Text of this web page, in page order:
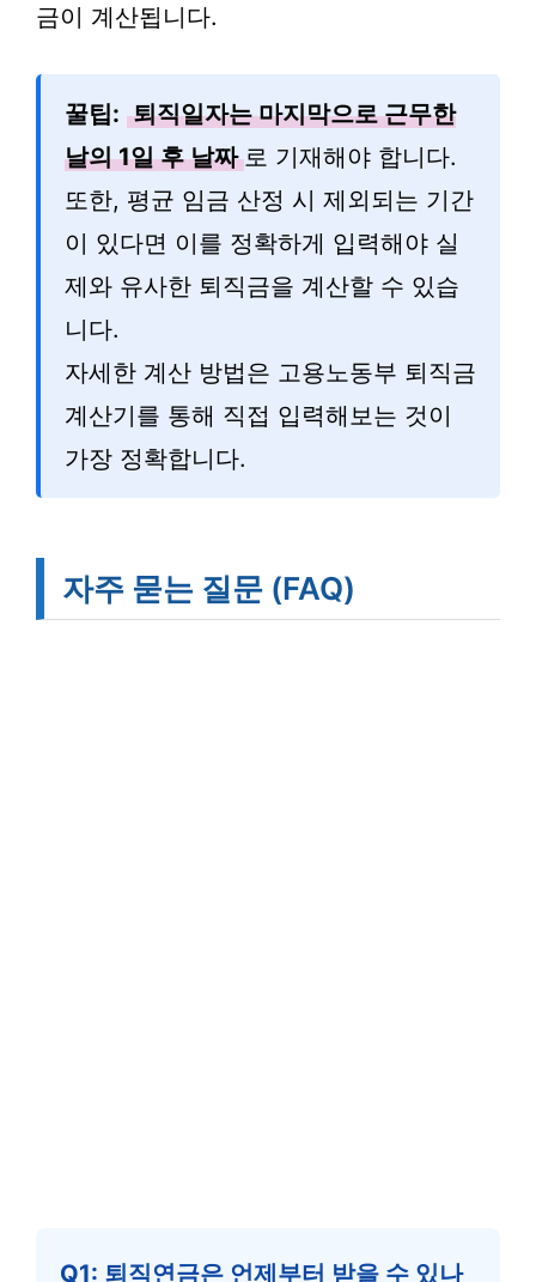
금이 계산됩니다.
꿀팁: 퇴직일자는 마지막으로 근무한
날의 1일 후 날짜 로 기재해야 합니다.
또한, 평균 임금 산정 시 제외되는 기간
이 있다면 이를 정확하게 입력해야 실
제와 유사한 퇴직금을 계산할 수 있습
니다.
자세한 계산 방법은 고용노동부 퇴직금
계산기를 통해 직접 입력해보는 것이
가장 정확합니다.
자주 묻는 질문 (FAQ)
Q1: 퇴직연금은 언제부터 받을 수 있나